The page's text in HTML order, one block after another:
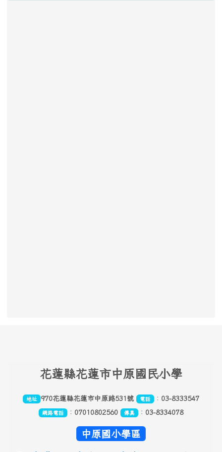
花蓮縣花蓮市中原國民小學
地址 970花蓮縣花蓮市中原路531號 電話 ： 03-8333547
網路電話 ： 07010802560 傳真 ： 03-8334078
中原國小學區